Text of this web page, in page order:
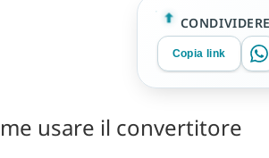
Copia link
usare il convertitore